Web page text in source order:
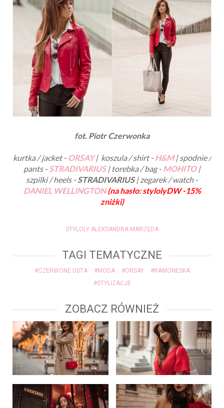
fot. Piotr Czerwonka
kurtka / jacket - ORSAY| koszula / shirt - H&M| spodnie /
pants - STRADIVARIUS| torebka / bag - MOHITO|
szpilki / heels -STRADIVARIUS| zegarek / watch -
DANIEL WELLINGTON(na hasło: stylolyDW -15%
zniżki)
STYLOLY ALEKSANDRA MARZĘDA
TAGI TEMATYCZNE
#CZERWONE USTA #MODA #ORSAY
#RAMONESKA
#STYLIZACJE
ZOBACZ RÓWNIEŻ